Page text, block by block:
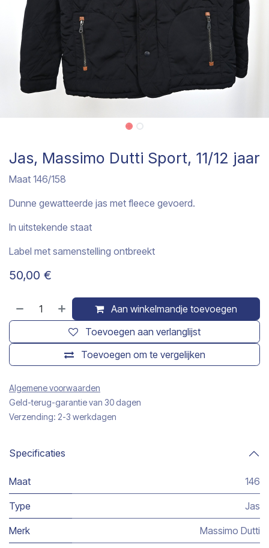
Jas, Massimo Dutti Sport, 11/12 jaar
Maat 146/158
Dunne gewatteerde jas met fleece gevoerd.
In uitstekende staat
Label met samenstelling ontbreekt
50,00 €
Aan winkelmandje toevoegen
Toevoegen om te vergelijken
Toevoegen aan verlanglijst
Algemene voorwaarden
Geld-terug-garantie van 30 dagen
Verzending: 2-3 werkdagen
Specificaties
Maat 146
Type Jas
Merk Massimo Dutti